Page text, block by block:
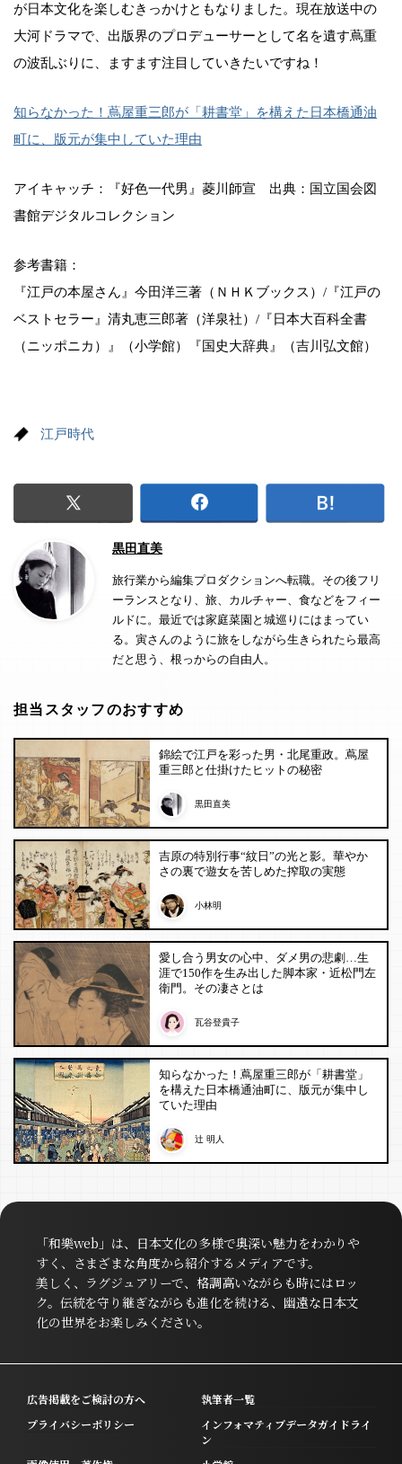
が日本文化を楽しむきっかけともなりました。現在放送中の
大河ドラマで、出版界のプロデューサーとして名を遺す蔦重
の波乱ぶりに、ますます注目していきたいですね！
知らなかった！蔦屋重三郎が「耕書堂」を構えた日本橋通油
町に、版元が集中していた理由
アイキャッチ：『好色一代男』菱川師宣 出典：国立国会図
書館デジタルコレクション
参考書籍：
『江戸の本屋さん』今田洋三著（ＮＨＫブックス）/『江戸の
ベストセラー』清丸恵三郎著（洋泉社）/『日本大百科全書
（ニッポニカ）』（小学館）『国史大辞典』（吉川弘文館）
江戸時代
黒田直美
旅行業から編集プロダクションへ転職。その後フリ
ーランスとなり、旅、カルチャー、食などをフィー
ルドに。最近では家庭菜園と城巡りにはまってい
る。寅さんのように旅をしながら生きられたら最高
だと思う、根っからの自由人。
担当スタッフのおすすめ
錦絵で江戸を彩った男・北尾重政。蔦屋
重三郎と仕掛けたヒットの秘密
黒田直美
吉原の特別行事“紋日”の光と影。華やか
さの裏で遊女を苦しめた搾取の実態
小林明
愛し合う男女の心中、ダメ男の悲劇…生
涯で150作を生み出した脚本家・近松門左
衛門。その凄さとは
瓦谷登貴子
知らなかった！蔦屋重三郎が「耕書堂」
を構えた日本橋通油町に、版元が集中し
ていた理由
辻 明人
「和樂web」は、日本文化の多様で奥深い魅力をわかりや
すく、さまざまな角度から紹介するメディアです。
美しく、ラグジュアリーで、格調高いながらも時にはロッ
ク。伝統を守り継ぎながらも進化を続ける、幽遠な日本文
化の世界をお楽しみください。
広告掲載をご検討の方へ
執筆者一覧
プライバシーポリシー
インフォマティブデータガイドライ
ン